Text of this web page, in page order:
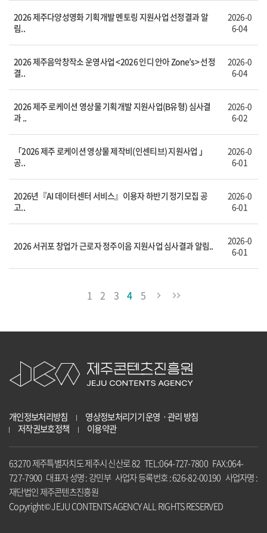
2026 제주다양성영화 기획개발 멘토링 지원사업 선정결과 알
림..
2026-0
6-04
2026 제주음악창작소 운영사업 <2026 인디 안아 Zone’s> 선정
결..
2026-0
6-04
2026 제주 로케이션 영상물 기획개발 지원사업(B유형) 심사결
과 ..
2026-0
6-02
「2026 제주 로케이션 영상물 제작비(인센티브) 지원사업 」
공..
2026-0
6-01
2026년『AI 데이터센터 서비스』이용자 하반기 정기모집 공
고..
2026-0
6-01
2026 서귀포 창업가 근로자 정주이음 지원사업 심사결과 알림..
2026-0
6-01
1 2 3 4 5
개인정보처리방침
영상정보처리기기 운영ㆍ관리 방침
저작권보호정책
이용약관
63270 제주특별자치도 제주시 신산로 82 TEL:064-727-7800 FAX:064-
727-7900 대표자 성명 : 강민부 사업자 등록번호 : 626-82-00190 사업자명 :
재단법인 제주콘텐츠진흥원
Copyright© JEJU CONTENTS AGENCY ALL RIGHTS RESERVED